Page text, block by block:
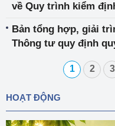
về Quy trình kiểm
Bản tổng hợp, giải
Thông tư quy định
1 2 3
HOẠT ĐỘNG